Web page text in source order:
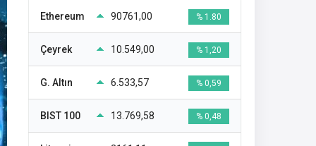
Ethereum 90761,00 % 1.80
Çeyrek 10.549,00 % 1,20
G. Altın 6.533,57 % 0,59
BIST 100 13.769,58 % 0,48